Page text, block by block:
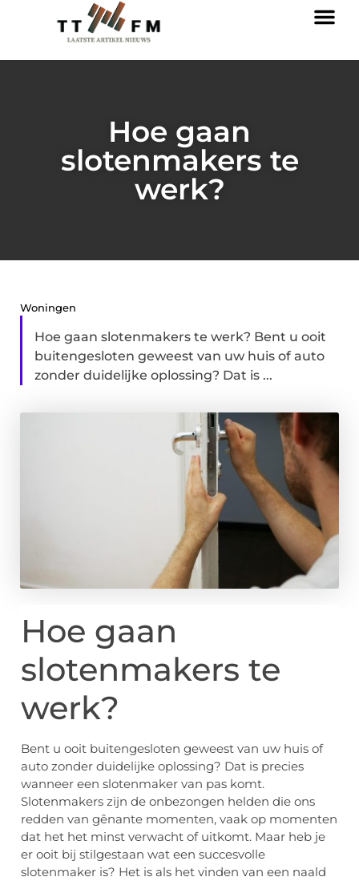
Hoe gaan
slotenmakers te
werk?
Woningen
Hoe gaan slotenmakers te werk? Bent u ooit
buitengesloten geweest van uw huis of auto
zonder duidelijke oplossing? Dat is ...
Hoe gaan
slotenmakers te
werk?
Bent u ooit buitengesloten geweest van uw huis of
auto zonder duidelijke oplossing? Dat is precies
wanneer een slotenmaker van pas komt.
Slotenmakers zijn de onbezongen helden die ons
redden van gênante momenten, vaak op momenten
dat het het minst verwacht of uitkomt. Maar heb je
er ooit bij stilgestaan wat een succesvolle
slotenmaker is? Het is als het vinden van een naald